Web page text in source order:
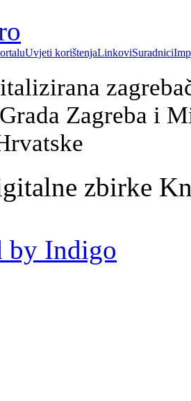
Uvjeti korištenjaLinkoviSuradnici
Zagreba i
zbirke
by Indigo